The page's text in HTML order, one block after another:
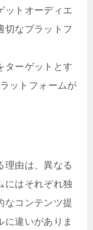
ットオーディエ
切なプラットフ
ターゲットとす
ットフォームが
理由は、異なる
にはそれぞれ独
なコンテンツ提
に違いがありま